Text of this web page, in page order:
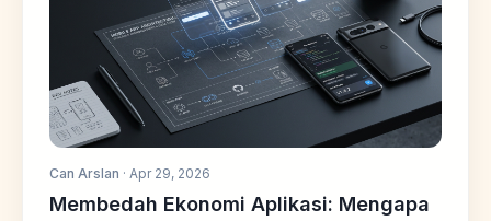
Can Arslan · Apr 29, 2026
Membedah Ekonomi Aplikasi: Mengapa